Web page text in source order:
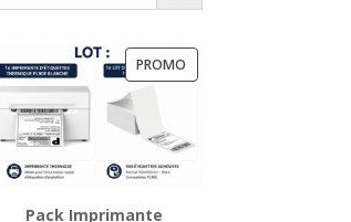
PROMO
Pack Imprimante